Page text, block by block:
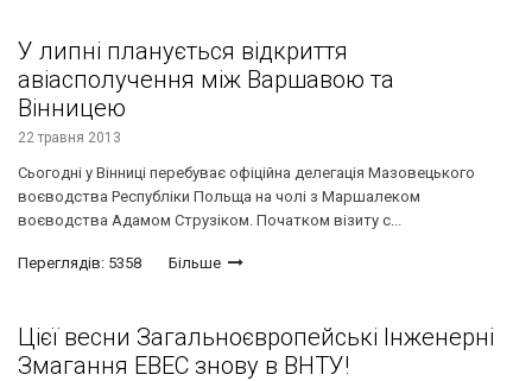
У липні планується відкриття
авіасполучення між Варшавою та
Вінницею
22 травня 2013
Сьогодні у Вінниці перебуває офіційна делегація Мазовецького
воєводства Республіки Польща на чолі з Маршалеком
воєводства Адамом Струзіком. Початком візиту с...
Переглядів: 5358 Більше
Цієї весни Загальноєвропейські Інженерні
Змагання EBEC знову в ВНТУ!